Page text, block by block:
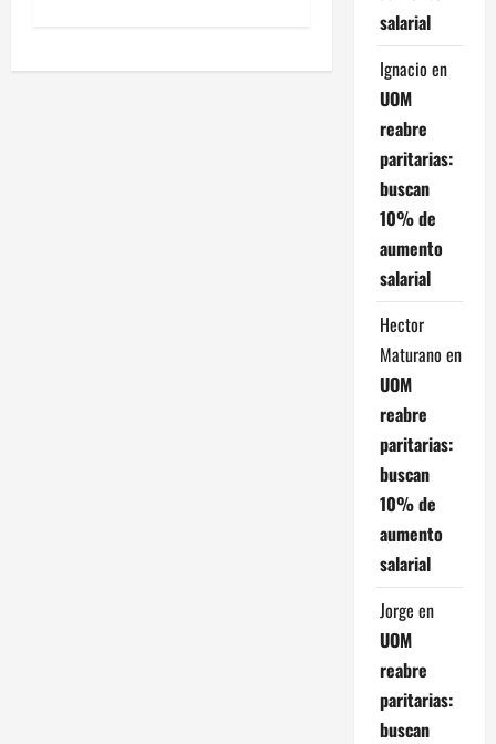
g
salarial
Ignacio en
UOM
reabre
paritarias:
buscan
10% de
aumento
salarial
Hector
Maturano en
UOM
reabre
paritarias:
buscan
10% de
aumento
salarial
Jorge en
UOM
reabre
paritarias:
buscan